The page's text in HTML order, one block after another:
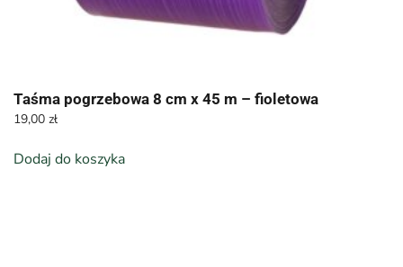
Taśma pogrzebowa 8 cm x 45 m – fioletowa
19,00 zł
Dodaj do koszyka